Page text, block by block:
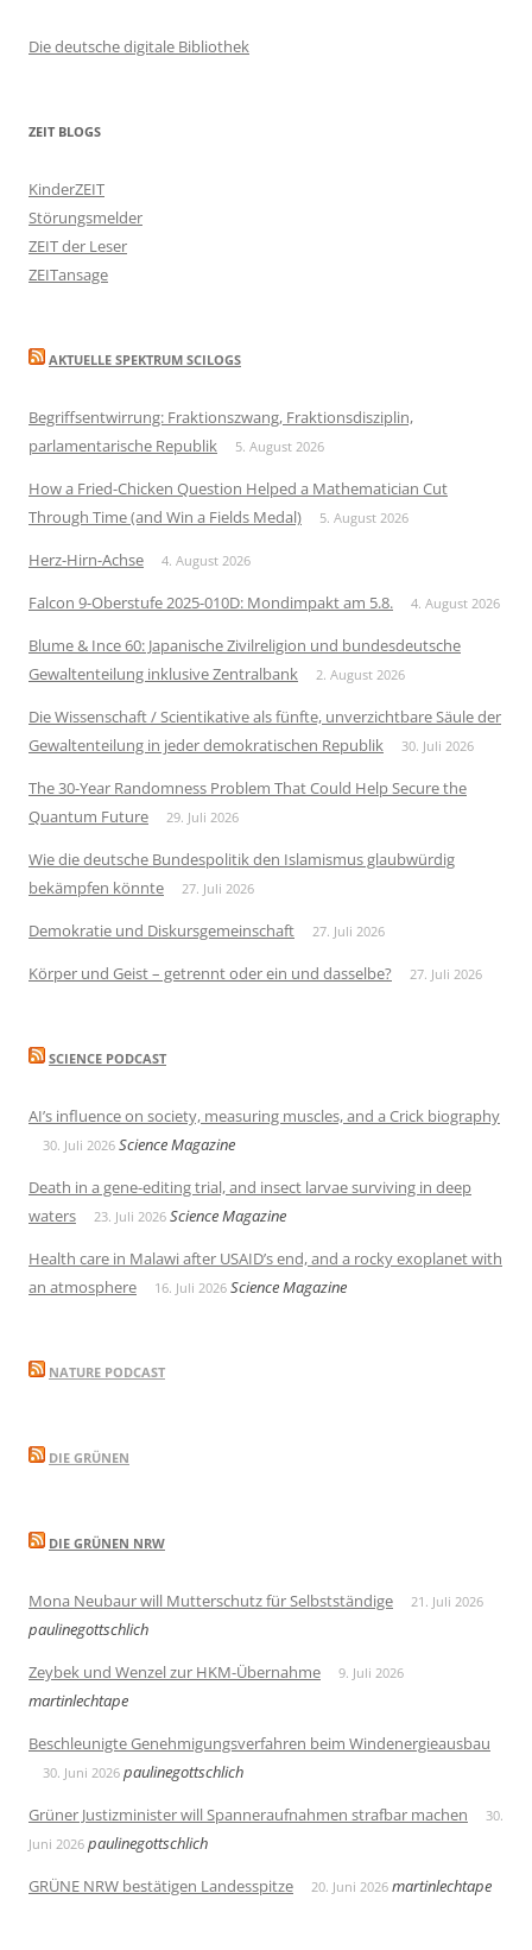
Die deutsche digitale Bibliothek
ZEIT BLOGS
KinderZEIT
Störungsmelder
ZEIT der Leser
ZEITansage
AKTUELLE SPEKTRUM SCILOGS
Begriffsentwirrung: Fraktionszwang, Fraktionsdisziplin,
parlamentarische Republik
5. August 2026
How a Fried-Chicken Question Helped a Mathematician Cut
Through Time (and Win a Fields Medal)
5. August 2026
Herz-Hirn-Achse 4. August 2026
Falcon 9-Oberstufe 2025-010D: Mondimpakt am 5.8. 4. August 2026
Blume & Ince 60: Japanische Zivilreligion und bundesdeutsche
Gewaltenteilung inklusive Zentralbank
2. August 2026
Die Wissenschaft / Scientikative als fünfte, unverzichtbare Säule der
Gewaltenteilung in jeder demokratischen Republik
30. Juli 2026
The 30-Year Randomness Problem That Could Help Secure the
Quantum Future
29. Juli 2026
Wie die deutsche Bundespolitik den Islamismus glaubwürdig
bekämpfen könnte
27. Juli 2026
Demokratie und Diskursgemeinschaft 27. Juli 2026
Körper und Geist – getrennt oder ein und dasselbe? 27. Juli 2026
SCIENCE PODCAST
AI’s influence on society, measuring muscles, and a Crick biography
30. Juli 2026 Science Magazine
Death in a gene-editing trial, and insect larvae surviving in deep
waters
23. Juli 2026 Science Magazine
Health care in Malawi after USAID’s end, and a rocky exoplanet with
an atmosphere
16. Juli 2026 Science Magazine
NATURE PODCAST
DIE GRÜNEN
DIE GRÜNEN NRW
Mona Neubaur will Mutterschutz für Selbstständige 21. Juli 2026
paulinegottschlich
Zeybek und Wenzel zur HKM-Übernahme
9. Juli 2026
martinlechtape
Beschleunigte Genehmigungsverfahren beim Windenergieausbau
30. Juni 2026 paulinegottschlich
Grüner Justizminister will Spanneraufnahmen strafbar machen
30.
Juni 2026 paulinegottschlich
GRÜNE NRW bestätigen Landesspitze
20. Juni 2026 martinlechtape